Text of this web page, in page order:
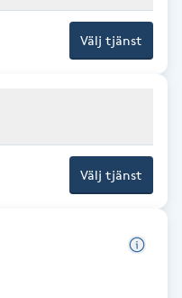
Välj tjänst
Välj tjänst